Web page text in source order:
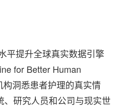
平提升全球真实数据引擎
for Better Human
洞悉患者护理的真实情
研究人员和公司与现实世